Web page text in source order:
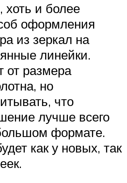
и более
оформления
из зеркал на
линейки.
от размера
но
что
лучше всего
формате.
как у новых, так